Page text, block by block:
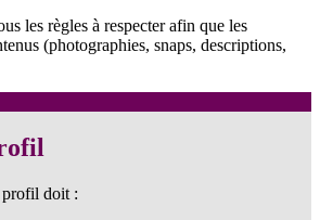
les règles à respecter afin que les
(photographies, snaps, descriptions,
doit :